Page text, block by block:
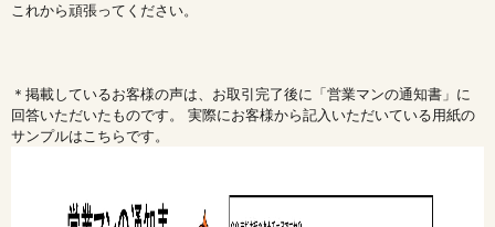
これから頑張ってください。
＊掲載しているお客様の声は、お取引完了後に「営業マンの通知書」に
回答いただいたものです。 実際にお客様から記入いただいている用紙の
サンプルはこちらです。